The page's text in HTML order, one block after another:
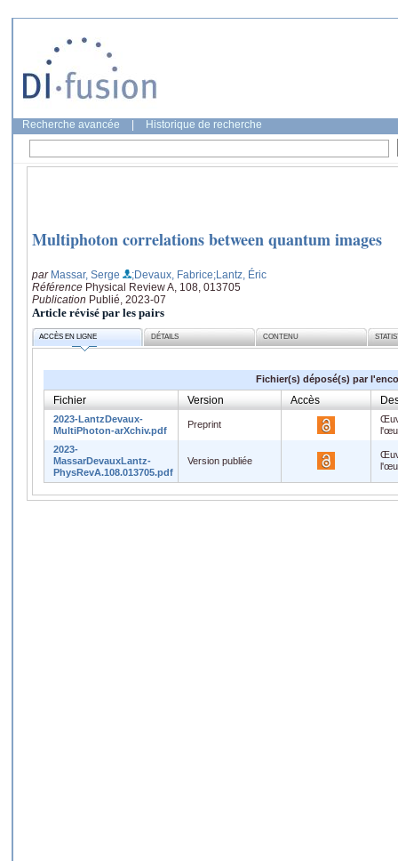
Recherche avancée Historique de recherche
Multiphoton correlations between quantum images
par Massar, Serge ;Devaux, Fabrice;Lantz, Éric
Référence Physical Review A, 108, 013705
Publication Publié, 2023-07
Article révisé par les pairs
ACCÈS EN LIGNE DÉTAILS CONTENU
Fichier(s) déposé(s) par
Fichier Version Accès
2023-LantzDevaux-
MultiPhoton-arXchiv.pdf
Preprint
2023-
MassarDevauxLantz-
PhysRevA.108.013705.pdf
Version publiée